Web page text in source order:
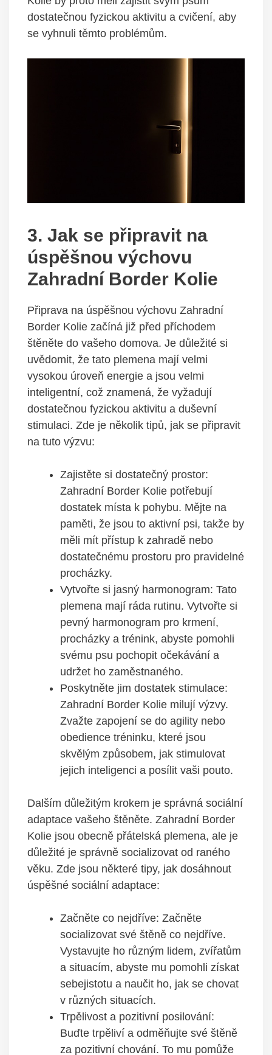
dostatečnou fyzickou aktivitu a cvičení, aby
se vyhnuli těmto problémům.
3. Jak se připravit na
úspěšnou výchovu
Zahradní Border Kolie
Připrava na úspěšnou výchovu Zahradní
Border Kolie začíná již před příchodem
štěněte do vašeho domova. Je důležité si
uvědomit, že tato plemena mají velmi
vysokou úroveň energie a jsou velmi
inteligentní, což znamená, že vyžadují
dostatečnou fyzickou aktivitu a duševní
stimulaci. Zde je několik tipů, jak se připravit
na tuto výzvu:
Zajistěte si dostatečný prostor:
Zahradní Border Kolie potřebují
dostatek místa k pohybu. Mějte na
paměti, že jsou to aktivní psi, takže by
měli mít přístup k zahradě nebo
dostatečnému prostoru pro pravidelné
procházky.
Vytvořte si jasný harmonogram: Tato
plemena mají ráda rutinu. Vytvořte si
pevný harmonogram pro krmení,
procházky a trénink, abyste pomohli
svému psu pochopit očekávání a
udržet ho zaměstnaného.
Poskytněte jim dostatek stimulace:
Zahradní Border Kolie milují výzvy.
Zvažte zapojení se do agility nebo
obedience tréninku, které jsou
skvělým způsobem, jak stimulovat
jejich inteligenci a posílit vaši pouto.
Dalším důležitým krokem je správná sociální
adaptace vašeho štěněte. Zahradní Border
Kolie jsou obecně přátelská plemena, ale je
důležité je správně socializovat od raného
věku. Zde jsou některé tipy, jak dosáhnout
úspěšné sociální adaptace:
Začněte co nejdříve: Začněte
socializovat své štěně co nejdříve.
Vystavujte ho různým lidem, zvířatům
a situacím, abyste mu pomohli získat
sebejistotu a naučit ho, jak se chovat
v různých situacích.
Trpělivost a pozitivní posilování:
Buďte trpěliví a odměňujte své štěně
za pozitivní chování. To mu pomůže